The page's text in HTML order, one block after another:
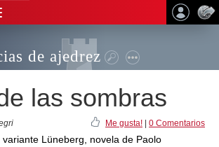
de ajedrez
las sombras
Me gusta! 0 Comentarios
Lüneberg, novela de Paolo